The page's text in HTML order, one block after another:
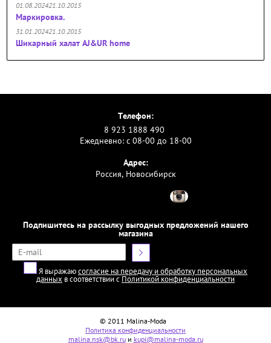
01.08.202421.10.2015
Маркировка.
31.01.202421.10.2015
Шикарный халат AJ&UR home
Телефон:
8 923 1888 490
Ежедневно: с 08-00 до 18-00
Адрес:
Россия, Новосибирск
Подпишитесь на рассылку выгодных предложений нашего
магазина
Я выражаюсогласие на передачу и обработку персональных
данных в соответствии с Политикой конфиденциальности
© 2011 Malina-Moda
Политика конфиденциальности
malina.nsk@bk.ruи kupi@malina-moda.ru